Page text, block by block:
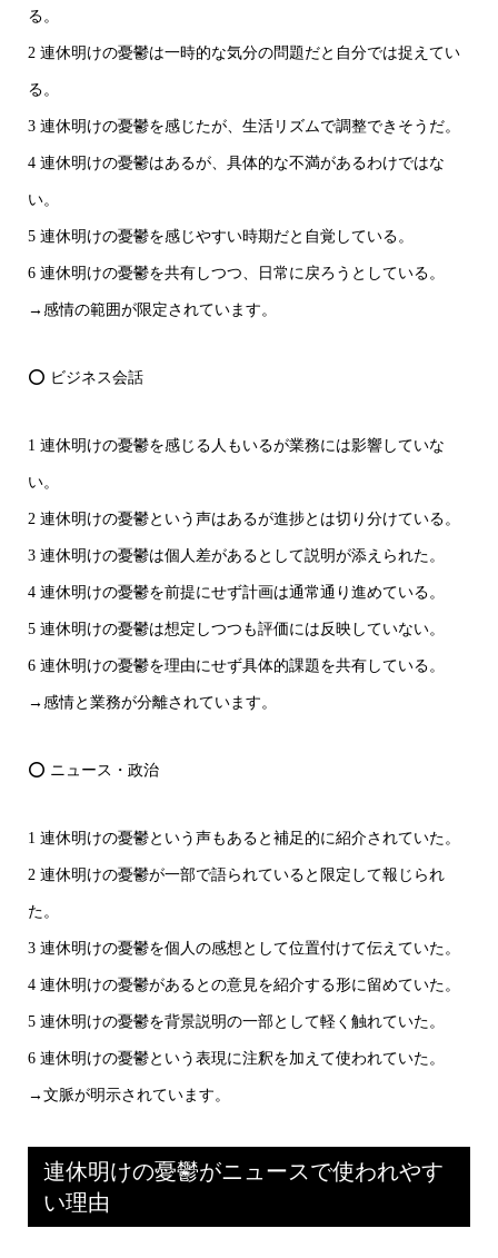
る。
2 連休明けの憂鬱は一時的な気分の問題だと自分では捉えてい
る。
3 連休明けの憂鬱を感じたが、生活リズムで調整できそうだ。
4 連休明けの憂鬱はあるが、具体的な不満があるわけではな
い。
5 連休明けの憂鬱を感じやすい時期だと自覚している。
6 連休明けの憂鬱を共有しつつ、日常に戻ろうとしている。
→感情の範囲が限定されています。
⭕ ビジネス会話
1 連休明けの憂鬱を感じる人もいるが業務には影響していな
い。
2 連休明けの憂鬱という声はあるが進捗とは切り分けている。
3 連休明けの憂鬱は個人差があるとして説明が添えられた。
4 連休明けの憂鬱を前提にせず計画は通常通り進めている。
5 連休明けの憂鬱は想定しつつも評価には反映していない。
6 連休明けの憂鬱を理由にせず具体的課題を共有している。
→感情と業務が分離されています。
⭕ ニュース・政治
1 連休明けの憂鬱という声もあると補足的に紹介されていた。
2 連休明けの憂鬱が一部で語られていると限定して報じられ
た。
3 連休明けの憂鬱を個人の感想として位置付けて伝えていた。
4 連休明けの憂鬱があるとの意見を紹介する形に留めていた。
5 連休明けの憂鬱を背景説明の一部として軽く触れていた。
6 連休明けの憂鬱という表現に注釈を加えて使われていた。
→文脈が明示されています。
連休明けの憂鬱がニュースで使われやす
い理由